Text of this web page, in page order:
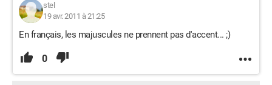
stel
19 avr. 2011 à 21:25
En français, les majuscules ne prennent pas d'accent... ;)
0